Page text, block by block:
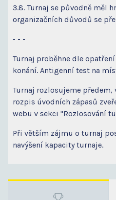
3.8. Turnaj se původně měl
organizačních důvodů se
- - -
Turnaj proběhne dle
konání. Antigenní test na
Turnaj rozlosujeme předem,
rozpis úvodních zápasů
webu v sekci "Rozlosování
Při větším zájmu o turnaj
navýšení kapacity turnaje.